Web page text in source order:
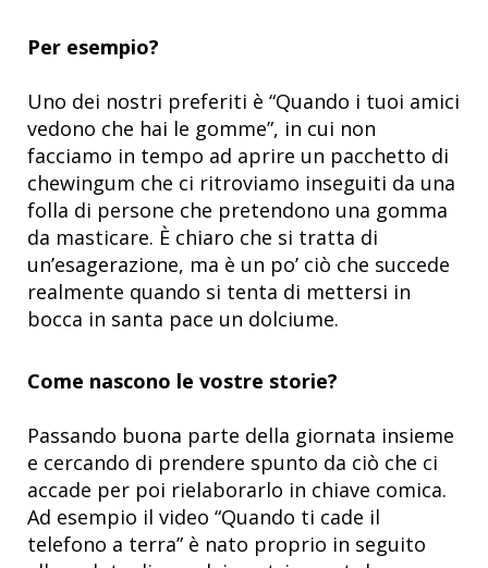
Per esempio?
Uno dei nostri preferiti è “Quando i tuoi amici
vedono che hai le gomme”, in cui non
facciamo in tempo ad aprire un pacchetto di
chewingum che ci ritroviamo inseguiti da una
folla di persone che pretendono una gomma
da masticare. È chiaro che si tratta di
un’esagerazione, ma è un po’ ciò che succede
realmente quando si tenta di mettersi in
bocca in santa pace un dolciume.
Come nascono le vostre storie?
Passando buona parte della giornata insieme
e cercando di prendere spunto da ciò che ci
accade per poi rielaborarlo in chiave comica.
Ad esempio il video “Quando ti cade il
telefono a terra” è nato proprio in seguito